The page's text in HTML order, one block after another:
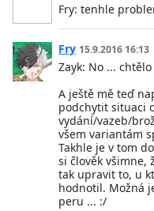
Fry: tenhle
Fry 15.9.2016 16:13
Zayk: No ...
A ještě mě teď
podchytit situaci
vydání/vazeb/
všem variantám
Takhle je v tom
si člověk všimne,
tak upravit to, u
hodnotil. Možná
peru ... :/